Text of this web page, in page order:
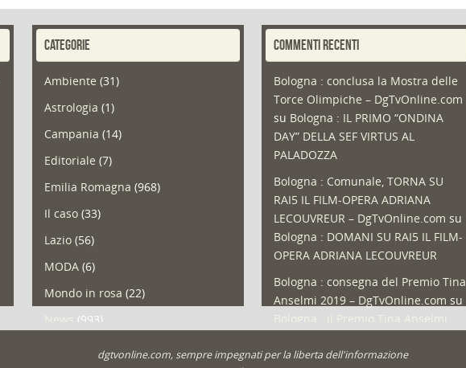
CATEGORIE
Ambiente (31)
Astrologia (1)
Campania (14)
Editoriale (7)
Emilia Romagna (968)
Il caso(33)
Lazio(56)
MODA(6)
Mondo in rosa (22)
(993)
COMMENTI RECENTI
Bologna : conclusa la Mostra delle
Torce Olimpiche – DgTvOnline.com
su Bologna : IL PRIMO “ONDINA
DAY” DELLA SEF VIRTUS AL
PALADOZZA
Bologna : Comunale, TORNA SU
RAI5 IL FILM-OPERA ADRIANA
LECOUVREUR – DgTvOnline.com su
Bologna : DOMANI SU RAI5 IL FILM-
OPERA ADRIANA LECOUVREUR
Bologna : consegna del Premio Tina
Anselmi 2019 – DgTvOnline.com su
dgtvonline.com, sempre impegnati per la liberta dell'informazione